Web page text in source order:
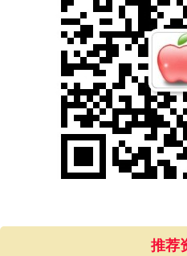
推荐